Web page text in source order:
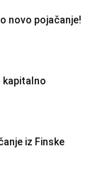
novo pojačanje!
kapitalno
iz Finske